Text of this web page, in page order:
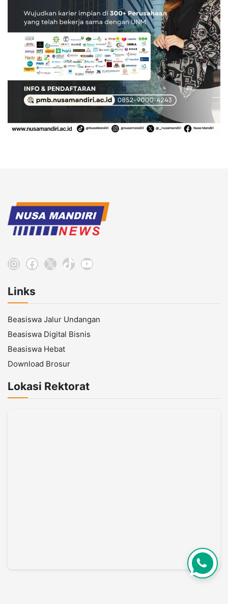
Instagram
Facebook
X TikTokYouTube
Links
Beasiswa Jalur Undangan
Beasiswa Digital Bisnis
Beasiswa Hebat
Download Brosur
Lokasi Rektorat